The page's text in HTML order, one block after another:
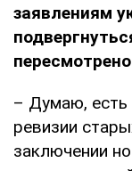
заявлениям
– Думаю, есть
ревизии
заключении